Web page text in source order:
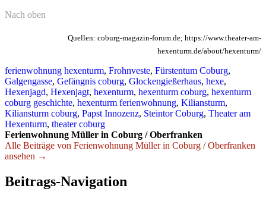
Nach oben
Quellen: coburg-magazin-forum.de; https://www.theater-am-
hexenturm.de/about/hexenturm/
ferienwohnung hexenturm, Frohnveste, Fürstentum Coburg,
Galgengasse, Gefängnis coburg, Glockengießerhaus, hexe,
Hexenjagd, Hexenjagt, hexenturm, hexenturm coburg, hexenturm
coburg geschichte, hexenturm ferienwohnung, Kiliansturm,
Kiliansturm coburg, Papst Innozenz, Steintor Coburg, Theater am
Hexenturm, theater coburg
Ferienwohnung Müller in Coburg / Oberfranken
Alle Beiträge von Ferienwohnung Müller in Coburg / Oberfranken
ansehen →
Beitrags-Navigation